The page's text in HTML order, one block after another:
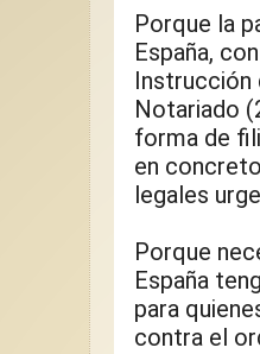
Porque la
España,
Instrucción
Notariado
forma de
en
legales
Porque
España
para
contra el